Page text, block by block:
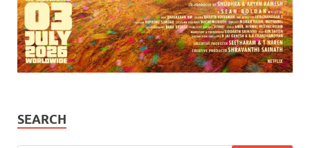
SEARCH